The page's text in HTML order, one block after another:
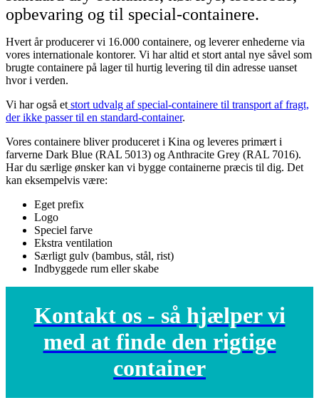
opbevaring og til special-containere.
Hvert år producerer vi 16.000 containere, og leverer enhederne via
vores internationale kontorer. Vi har altid et stort antal nye såvel som
brugte containere på lager til hurtig levering til din adresse uanset
hvor i verden.
Vi har også et stort udvalg af special-containere til transport af fragt,
der ikke passer til en standard-container.
Vores containere bliver produceret i Kina og leveres primært i
farverne Dark Blue (RAL 5013) og Anthracite Grey (RAL 7016).
Har du særlige ønsker kan vi bygge containerne præcis til dig. Det
kan eksempelvis være:
Eget prefix
Logo
Speciel farve
Ekstra ventilation
Særligt gulv (bambus, stål, rist)
Indbyggede rum eller skabe
Kontakt os - så hjælper vi
med at finde den rigtige
container